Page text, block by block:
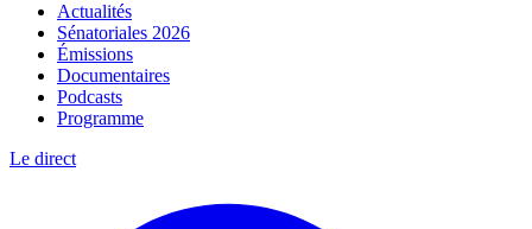
Actualités
Sénatoriales 2026
Émissions
Documentaires
Podcasts
Programme
Le direct